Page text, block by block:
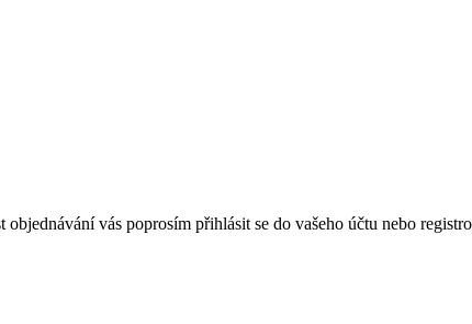
vás poprosím přihlásit se do vašeho účtu nebo